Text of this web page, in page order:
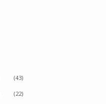
43
22